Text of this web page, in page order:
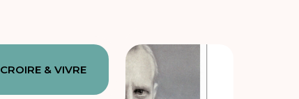
CROIRE & VIVRE